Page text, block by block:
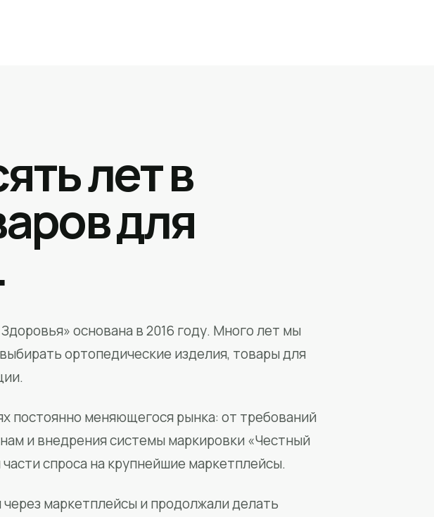
лет в
для
основана в 2016 году. Много лет мы
ортопедические изделия, товары для
постоянно меняющегося рынка: от требований
и внедрения системы маркировки «Честный
спроса на крупнейшие маркетплейсы.
маркетплейсы и продолжали делать